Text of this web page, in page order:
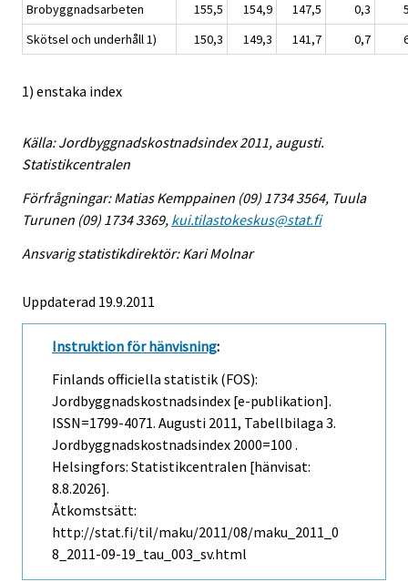
Brobyggnadsarbeten
155,5 154,9 147,5 0,3
Skötsel och underhåll 1)
150,3 149,3 141,7 0,7
1) enstaka index
Källa: Jordbyggnadskostnadsindex 2011, augusti.
Statistikcentralen
Förfrågningar: Matias Kemppainen (09) 1734 3564, Tuula
Turunen (09) 1734 3369, kui.tilastokeskus@stat.fi
Ansvarig statistikdirektör: Kari Molnar
Uppdaterad 19.9.2011
Instruktion för hänvisning:
Finlands officiella statistik (FOS):
Jordbyggnadskostnadsindex [e-publikation].
ISSN=1799-4071. Augusti 2011, Tabellbilaga 3.
Jordbyggnadskostnadsindex 2000=100 .
Helsingfors: Statistikcentralen [hänvisat:
8.8.2026].
Åtkomstsätt:
http://stat.fi/til/maku/2011/08/maku_2011_0
8_2011-09-19_tau_003_sv.html